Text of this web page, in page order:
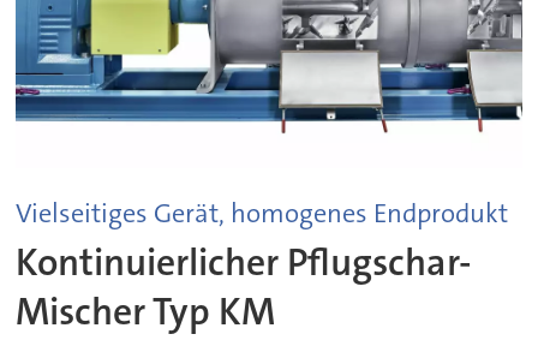
Vielseitiges Gerät, homogenes Endprodukt
Kontinuierlicher Pflugschar-
Mischer Typ KM